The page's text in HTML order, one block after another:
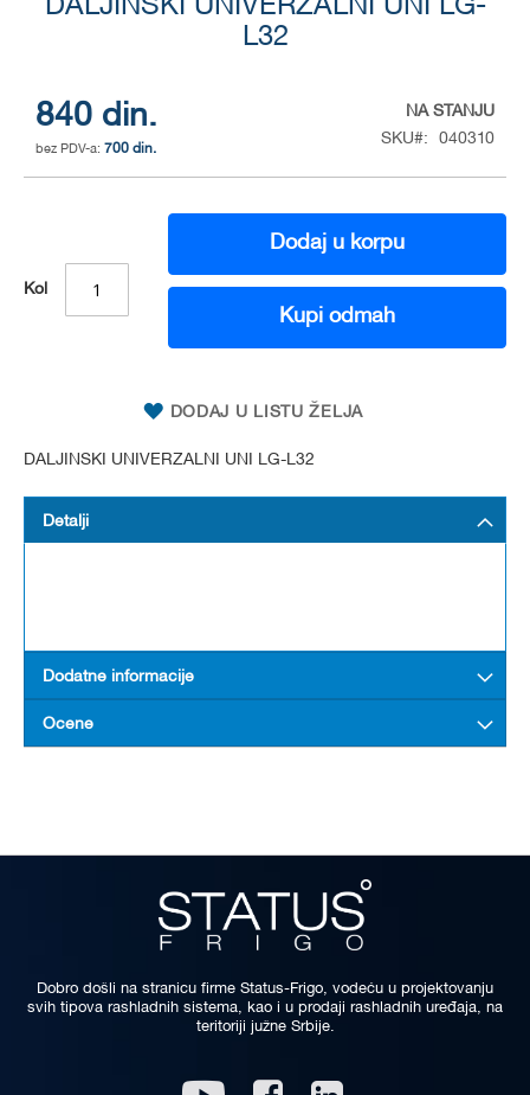
DALJINSKI UNIVERZALNI UNI LG-
L32
840 din.
700 din.
NA STANJU
SKU
040310
Kol
Dodaj u korpu
Kupi odmah
DODAJ U LISTU ŽELJA
DALJINSKI UNIVERZALNI UNI LG-L32
the
images
gallery
Detalji
Dodatne informacije
Ocene
Dobro došli na stranicu firme Status-Frigo, vodeću u projektovanju
svih tipova rashladnih sistema, kao i u prodaji rashladnih uređaja, na
teritoriji južne Srbije.
Youtube Facebook